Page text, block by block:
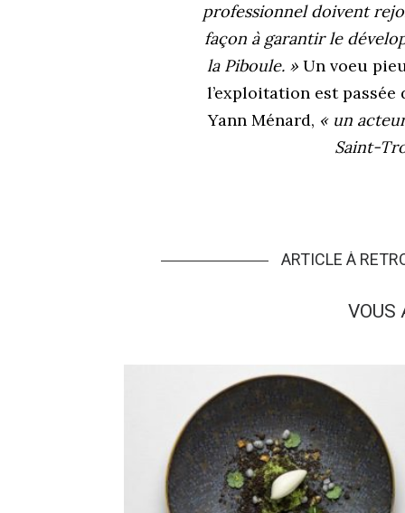
professionnel doivent
façon à garantir le
la Piboule. » Un voeu
l’exploitation est passée
Yann Ménard, « un
Saint-
ARTICLE À
VOUS